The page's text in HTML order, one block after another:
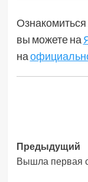
вы можете на
на
записи
Предыдущий
Вышла первая